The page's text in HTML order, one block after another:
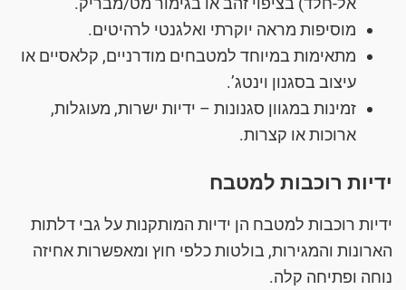
מוסיפות מראה יוקרתי ואלגנטי לרהיטים.
מתאימות במיוחד למטבחים מודרניים, קלאסיים או
עיצוב בסגנון וינטג’.
זמינות במגוון סגנונות – ידיות ישרות, מעוגלות,
ארוכות או קצרות.
ידיות רוכבות למטבח
ידיות רוכבות למטבח הן ידיות המותקנות על גבי דלתות
הארונות והמגירות, בולטות כלפי חוץ ומאפשרות אחיזה
נוחה ופתיחה קלה.